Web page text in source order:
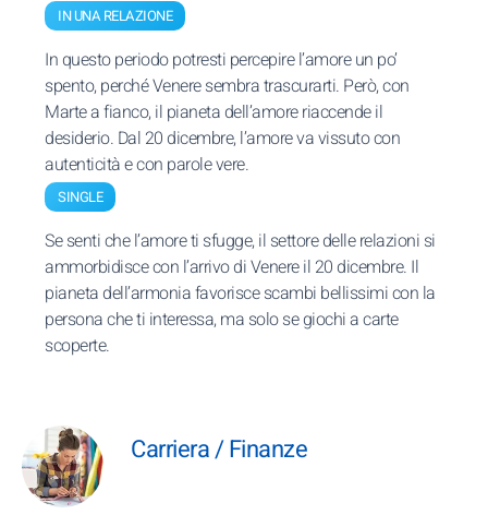
IN UNA RELAZIONE
In questo periodo potresti percepire l’amore un po’
spento, perché Venere sembra trascurarti. Però, con
Marte a fianco, il pianeta dell’amore riaccende il
desiderio. Dal 20 dicembre, l’amore va vissuto con
autenticità e con parole vere.
SINGLE
Se senti che l’amore ti sfugge, il settore delle relazioni si
ammorbidisce con l’arrivo di Venere il 20 dicembre. Il
pianeta dell’armonia favorisce scambi bellissimi con la
persona che ti interessa, ma solo se giochi a carte
scoperte.
Carriera / Finanze